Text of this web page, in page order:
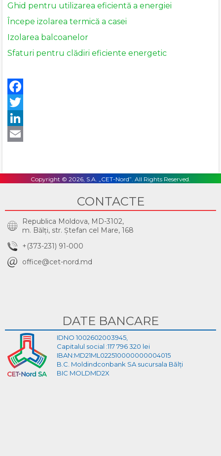
Ghid pentru utilizarea eficientă a energiei
Începe izolarea termică a casei
Izolarea balcoanelor
Sfaturi pentru clădiri eficiente energetic
Copyright © 2026, S.A. „CET-Nord”. All Rights Reserved.
CONTACTE
Republica Moldova, MD-3102,
m. Bălţi, str. Ştefan cel Mare, 168
+(373-231) 91-000
office@cet-nord.md
DATE BANCARE
IDNO 1002602003945,
Capitalul social :117 796 320 lei
IBAN:MD21ML022510000000004015
B.C. Moldindconbank SA sucursala Bălți
BIC MOLDMD2X